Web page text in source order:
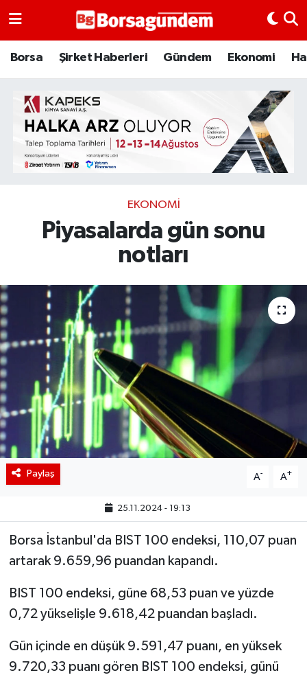
Borsa Şirket Haberleri Gündem Ekonomi
EKONOMI
Piyasalarda gün sonu
notları
Paylaş A- A+
25.11.2024 - 19:13
Borsa İstanbul'da BIST 100 endeksi, 110,07 puan
artarak 9.659,96 puandan kapandı.
BIST 100 endeksi, güne 68,53 puan ve yüzde
0,72 yükselişle 9.618,42 puandan başladı.
Gün içinde en düşük 9.591,47 puanı, en yüksek
9.720,33 puanı gören BIST 100 endeksi, günü
Borsa
Emtia
Galeri
Bitcoin
Şirket Haberleri
Borsa Gundem
BIST 100 Isı Haritası
Coin Isı Haritası
Ekonomik Takvim
Kiripto Para Piyasası
Gizlilik Sözleşmesi
İletişim